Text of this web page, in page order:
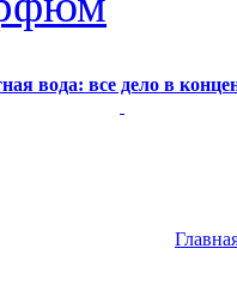
вода: все дело в